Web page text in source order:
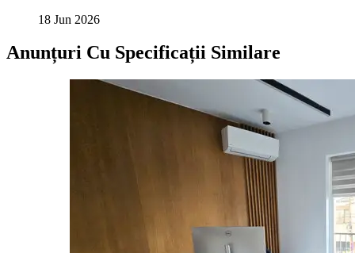
18 Jun 2026
Anunțuri Cu Specificații Similare